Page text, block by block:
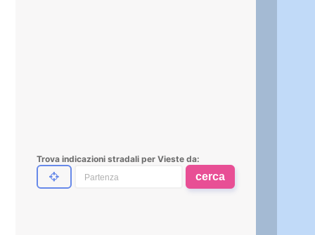
Trova indicazioni stradali per Vieste da:
cerca